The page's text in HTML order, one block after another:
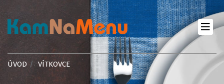
ÚVOD VÍTKOVCE